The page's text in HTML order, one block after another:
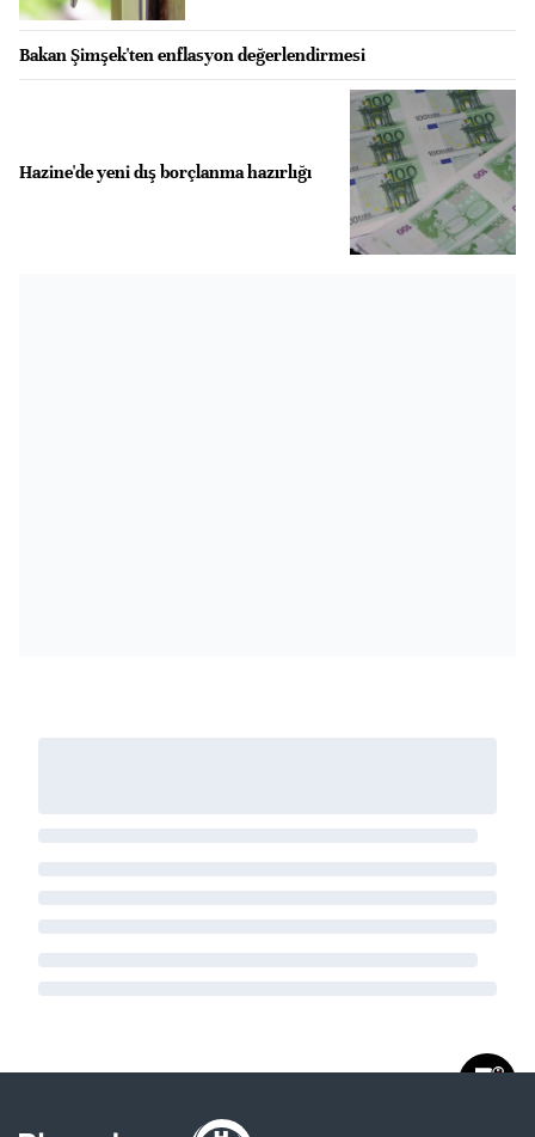
Bakan Şimşek'ten enflasyon değerlendirmesi
Hazine'de yeni dış borçlanma hazırlığı